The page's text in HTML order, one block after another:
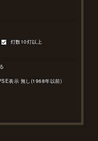
灯数10灯以上
表示 無し(1968年以前)